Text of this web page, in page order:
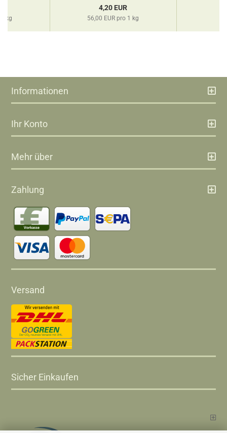
kg
4,20 EUR
56,00 EUR pro 1 kg
Informationen
Ihr Konto
Mehr über
Zahlung
Versand
Sicher Einkaufen